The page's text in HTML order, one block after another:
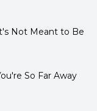
Not Meant to Be
So Far Away